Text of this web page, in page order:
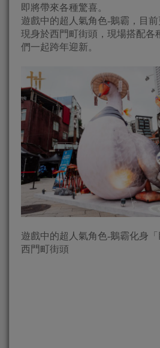
即將帶來各種驚喜。
遊戲中的超人氣角色-鵝霸，目前
現身於西門町街頭，現場搭配各
們一起跨年迎新。
遊戲中的超人氣角色-鵝霸化身
西門町街頭